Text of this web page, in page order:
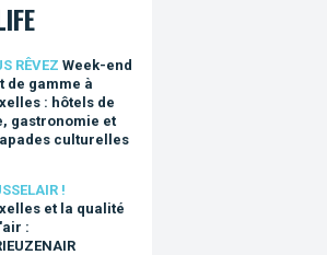
RÊVEZ Week-end
de gamme à
: hôtels de
gastronomie et
culturelles
à Bruxelles : hôtels de luxe, gastronomie
!
et la qualité
:
CURIEUZENAIR